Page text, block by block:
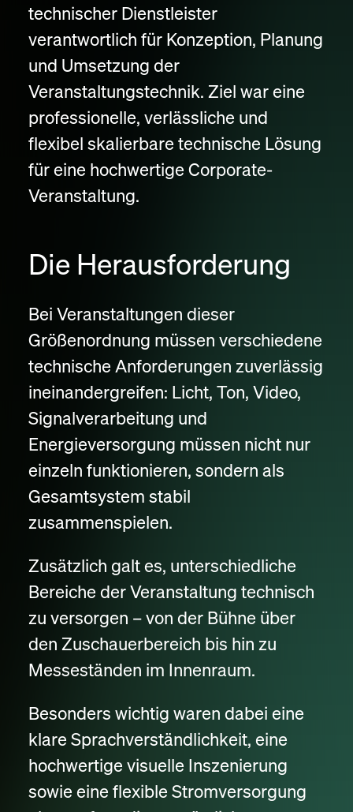
technischer Dienstleister
verantwortlich für Konzeption, Planung
und Umsetzung der
Veranstaltungstechnik. Ziel war eine
professionelle, verlässliche und
flexibel skalierbare technische Lösung
für eine hochwertige Corporate-
Veranstaltung.
Die Herausforderung
Bei Veranstaltungen dieser
Größenordnung müssen verschiedene
technische Anforderungen zuverlässig
ineinandergreifen: Licht, Ton, Video,
Signalverarbeitung und
Energieversorgung müssen nicht nur
einzeln funktionieren, sondern als
Gesamtsystem stabil
zusammenspielen.
Zusätzlich galt es, unterschiedliche
Bereiche der Veranstaltung technisch
zu versorgen – von der Bühne über
den Zuschauerbereich bis hin zu
Messeständen im Innenraum.
Besonders wichtig waren dabei eine
klare Sprachverständlichkeit, eine
hochwertige visuelle Inszenierung
sowie eine flexible Stromversorgung